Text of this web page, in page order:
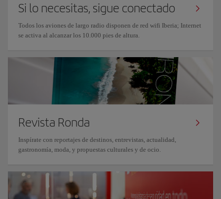
Si lo necesitas, sigue conectado
Todos los aviones de largo radio disponen de red wifi Iberia; Internet
se activa al alcanzar los 10.000 pies de altura.
Revista Ronda
Inspírate con reportajes de destinos, entrevistas, actualidad,
gastronomía, moda, y propuestas culturales y de ocio.